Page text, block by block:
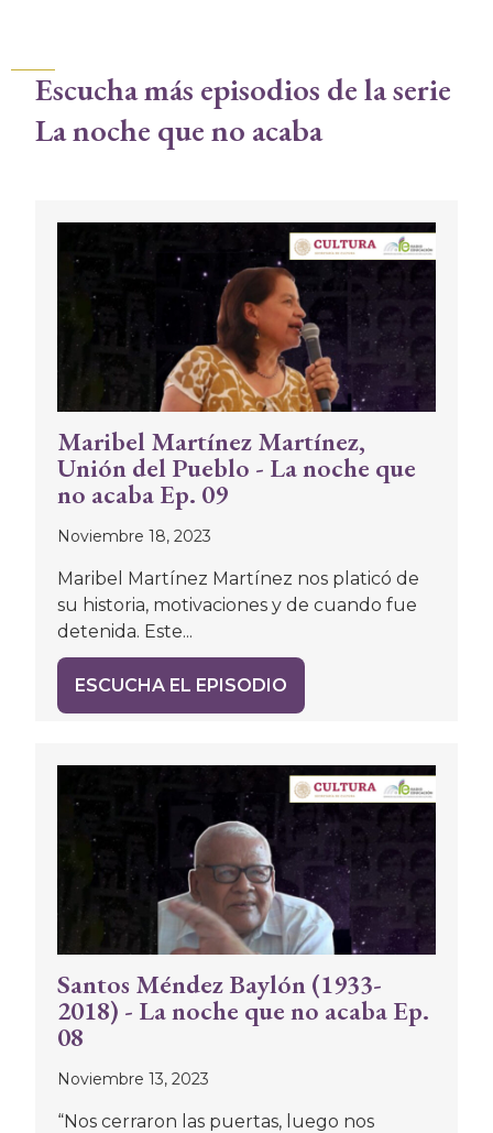
Escucha más episodios de la serie
La noche que no acaba
Maribel Martínez Martínez,
Unión del Pueblo - La noche que
no acaba Ep. 09
Noviembre 18, 2023
Maribel Martínez Martínez nos platicó de
su historia, motivaciones y de cuando fue
detenida. Este...
ESCUCHA EL EPISODIO
Santos Méndez Baylón (1933-
2018) - La noche que no acaba Ep.
08
Noviembre 13, 2023
“Nos cerraron las puertas, luego nos